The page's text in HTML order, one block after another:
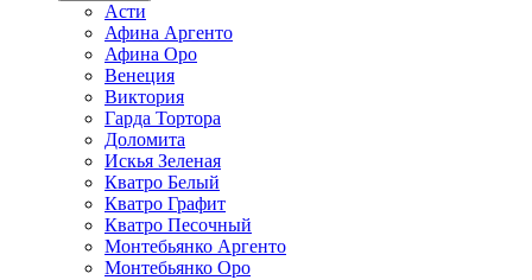
Асти
Афина Аргенто
Афина Оро
Венеция
Виктория
Гарда Тортора
Доломита
Искья Зеленая
Кватро Белый
Кватро Графит
Кватро Песочный
Монтебьянко Аргенто
Монтебьянко Оро